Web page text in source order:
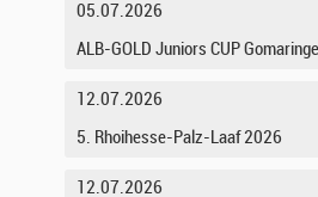
05.07.2026
ALB-GOLD Juniors CUP
12.07.2026
5. Rhoihesse-Palz-Laaf 2026
12.07.2026